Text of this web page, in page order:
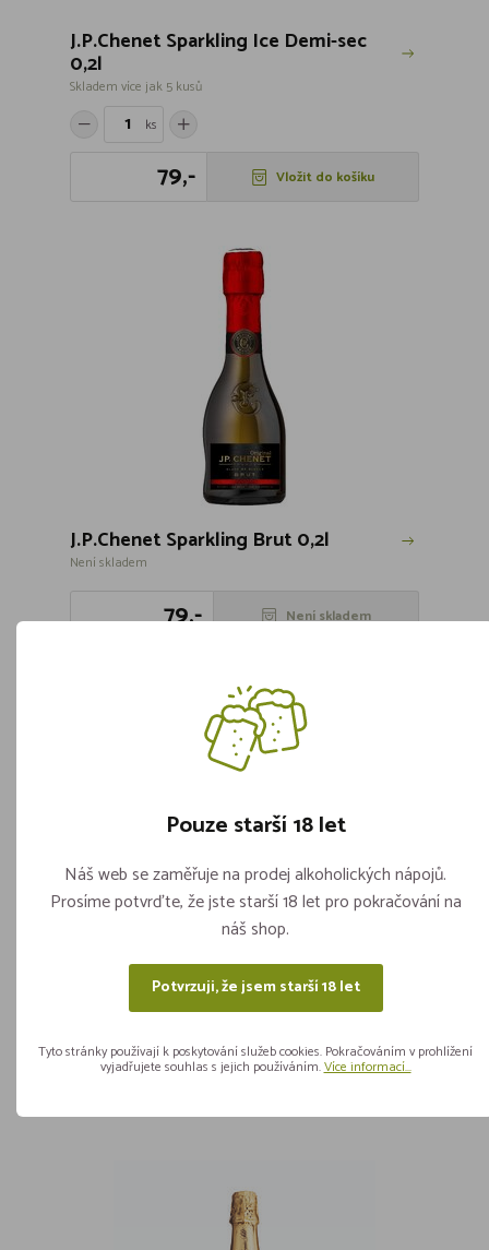
J.P.Chenet Sparkling Ice Demi-sec
0,2l
Skladem více jak 5 kusů
ks
79,- Vložit do košíku
J.P.Chenet Sparkling Brut 0,2l
Není skladem
79,- Není skladem
Bohemia demi sec 0,2l
Pouze starší 18 let
Náš web se zaměřuje na prodej alkoholických nápojů.
Prosíme potvrďte, že jste starší 18 let pro pokračování na
náš shop.
Potvrzuji, že jsem starší 18 let
Tyto stránky používají k poskytování služeb cookies. Pokračováním v prohlížení
vyjadřujete souhlas s jejich používáním.Více informací...